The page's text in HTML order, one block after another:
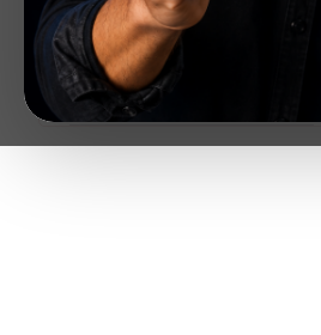
Faixas de preço
R$ 5,00